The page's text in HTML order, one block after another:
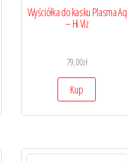
Wyściółka do kasku Plasma Aq
– Hi Viz
79,00zł
Kup